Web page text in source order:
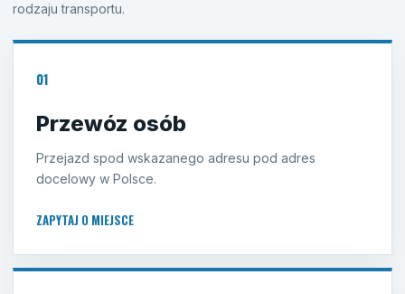
rodzaju transportu.
01
Przewóz osób
Przejazd spod wskazanego adresu pod adres
docelowy w Polsce.
ZAPYTAJ O MIEJSCE